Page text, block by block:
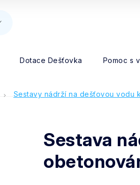
Dotace Dešťovka Pomoc s
Sestavy nádrží na dešťovou vodu
Sestava